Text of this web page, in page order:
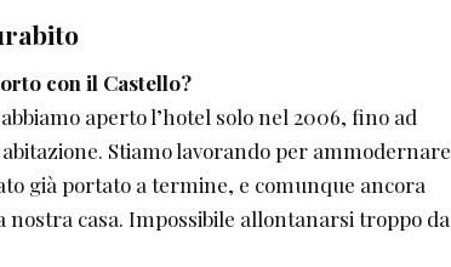
con il Castello?
aperto l’hotel solo nel 2006, fino ad
Stiamo lavorando per ammodernare
già portato a termine, e comunque ancora
nostra casa. Impossibile allontanarsi troppo da